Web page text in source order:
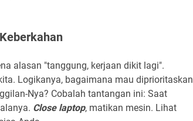
alasan "tanggung, kerjaan dikit lagi".
Logikanya, bagaimana mau diprioritaskan
Nya? Cobalah tantangan ini: Saat
Close laptop, matikan mesin. Lihat